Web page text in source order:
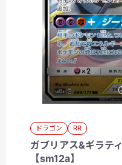
ドラゴン RR
ガブリアス&ギラ
【sm12a】